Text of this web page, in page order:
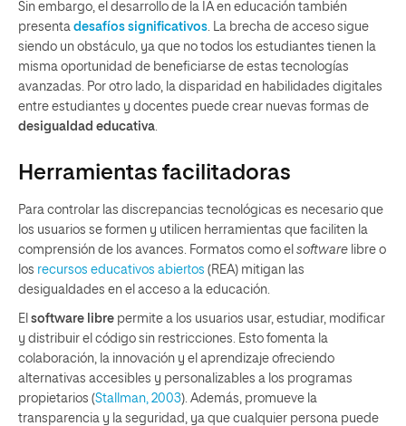
Sin embargo, el desarrollo de la IA en educación también
presenta desafíos significativos. La brecha de acceso sigue
siendo un obstáculo, ya que no todos los estudiantes tienen la
misma oportunidad de beneficiarse de estas tecnologías
avanzadas. Por otro lado, la disparidad en habilidades digitales
entre estudiantes y docentes puede crear nuevas formas de
desigualdad educativa.
Herramientas facilitadoras
Para controlar las discrepancias tecnológicas es necesario que
los usuarios se formen y utilicen herramientas que faciliten la
comprensión de los avances. Formatos como el software libre o
los recursos educativos abiertos (REA) mitigan las
desigualdades en el acceso a la educación.
El software libre permite a los usuarios usar, estudiar, modificar
y distribuir el código sin restricciones. Esto fomenta la
colaboración, la innovación y el aprendizaje ofreciendo
alternativas accesibles y personalizables a los programas
propietarios (Stallman, 2003). Además, promueve la
transparencia y la seguridad, ya que cualquier persona puede